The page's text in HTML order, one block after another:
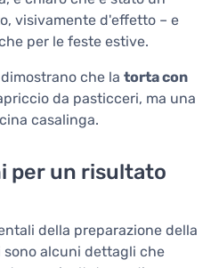
visivamente d'effetto – e
per le feste estive.
che la torta con
da pasticceri, ma una
casalinga.
per un risultato
della preparazione della
alcuni dettagli che